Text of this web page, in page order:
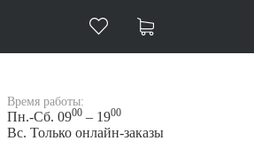
Время работы:
Пн.-Сб. 0900 – 1900
Вс. Только онлайн-заказы